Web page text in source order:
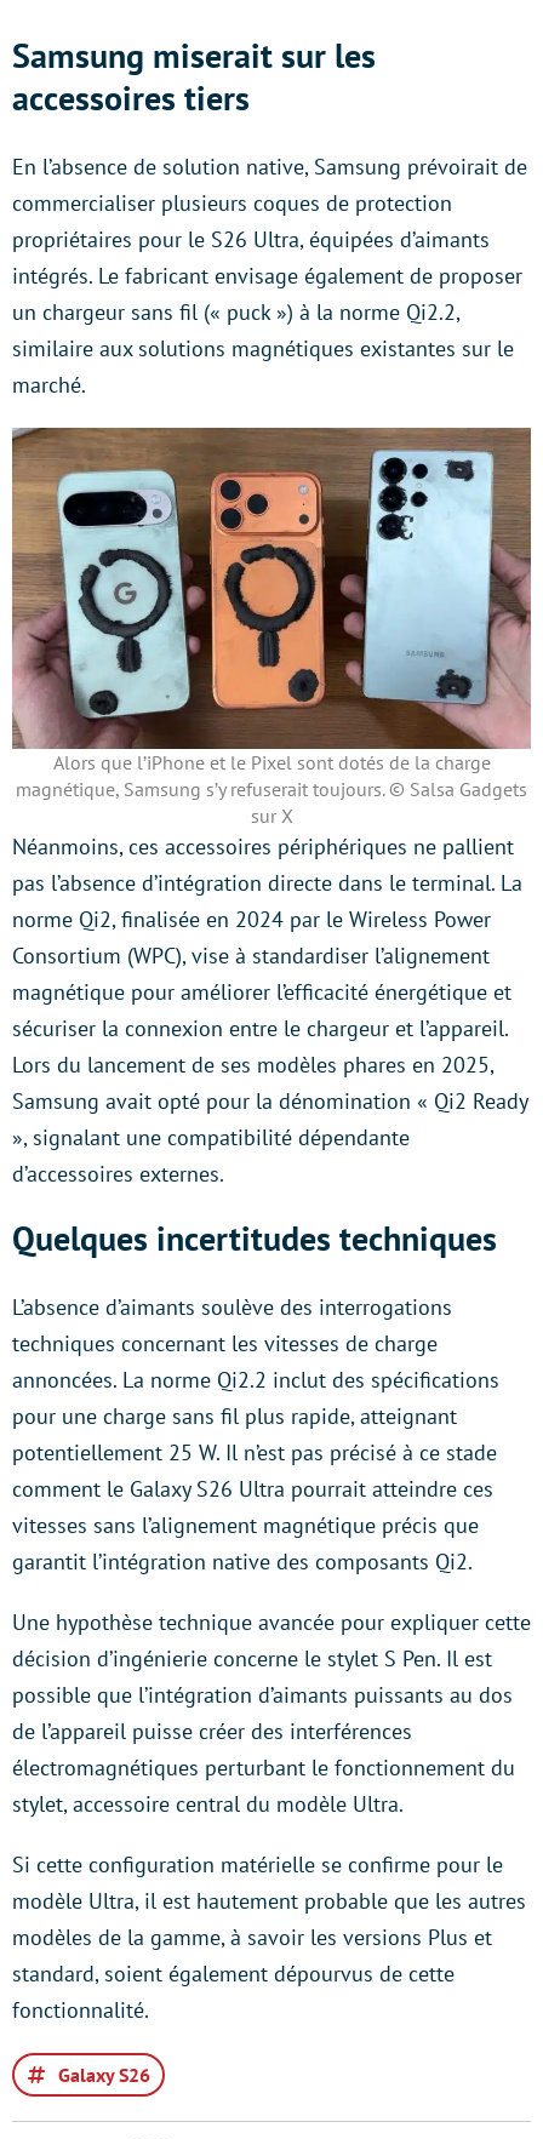
Samsung miserait sur les
accessoires tiers
En l’absence de solution native, Samsung prévoirait de
commercialiser plusieurs coques de protection
propriétaires pour le S26 Ultra, équipées d’aimants
intégrés. Le fabricant envisage également de proposer
un chargeur sans fil (« puck ») à la norme Qi2.2,
similaire aux solutions magnétiques existantes sur le
marché.
Alors que l’iPhone et le Pixel sont dotés de la charge
magnétique, Samsung s’y refuserait toujours. © Salsa Gadgets
sur X
Néanmoins, ces accessoires périphériques ne pallient
pas l’absence d’intégration directe dans le terminal. La
norme Qi2, finalisée en 2024 par le Wireless Power
Consortium (WPC), vise à standardiser l’alignement
magnétique pour améliorer l’efficacité énergétique et
sécuriser la connexion entre le chargeur et l’appareil.
Lors du lancement de ses modèles phares en 2025,
Samsung avait opté pour la dénomination « Qi2 Ready
», signalant une compatibilité dépendante
d’accessoires externes.
Quelques incertitudes techniques
L’absence d’aimants soulève des interrogations
techniques concernant les vitesses de charge
annoncées. La norme Qi2.2 inclut des spécifications
pour une charge sans fil plus rapide, atteignant
potentiellement 25 W. Il n’est pas précisé à ce stade
comment le Galaxy S26 Ultra pourrait atteindre ces
vitesses sans l’alignement magnétique précis que
garantit l’intégration native des composants Qi2.
Une hypothèse technique avancée pour expliquer cette
décision d’ingénierie concerne le stylet S Pen. Il est
possible que l’intégration d’aimants puissants au dos
de l’appareil puisse créer des interférences
électromagnétiques perturbant le fonctionnement du
stylet, accessoire central du modèle Ultra.
Si cette configuration matérielle se confirme pour le
modèle Ultra, il est hautement probable que les autres
modèles de la gamme, à savoir les versions Plus et
standard, soient également dépourvus de cette
fonctionnalité.
Galaxy S26